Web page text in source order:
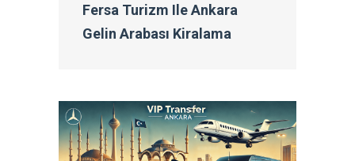
Fersa Turizm Ile Ankara
Gelin Arabası Kiralama